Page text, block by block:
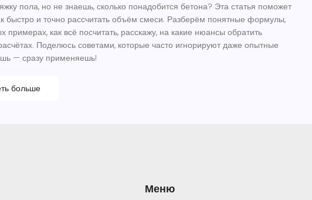
пола, но не знаешь, сколько понадобится бетона? Эта статья поможет
быстро и точно рассчитать объём смеси. Разберём понятные формулы,
примерах, как всё посчитать, расскажу, на какие нюансы обратить
Поделюсь советами, которые часто игнорируют даже опытные
— сразу применяешь!
больше
Меню